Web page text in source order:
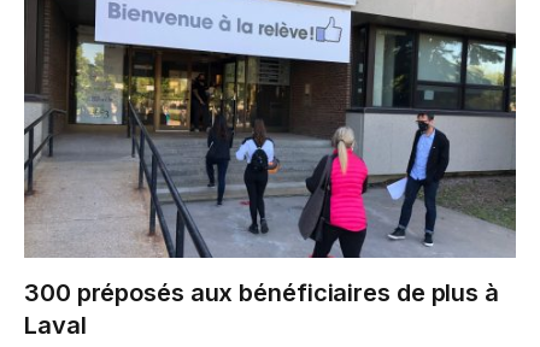
300 préposés aux bénéficiaires de plus à
Laval